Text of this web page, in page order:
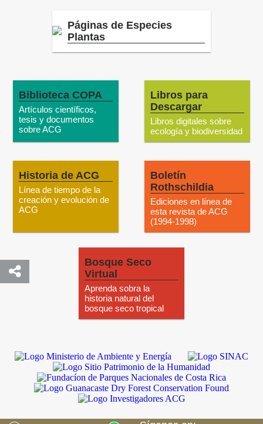
Páginas de Especies
Plantas
Biblioteca COPA
Artículos científicos,
tesis y documentos
sobre ACG
Libros para
Descargar
Libros digitales sobre
ecología y biodiversidad
Historia de ACG
Línea de tiempo de la
creación y evolución de
ACG
Boletín
Rothschildia
Ediciones en línea de
esta revista de ACG
(1994-1998)
Bosque Seco
Virtual
Aprenda sobra la
historia natural del
bosque seco tropical